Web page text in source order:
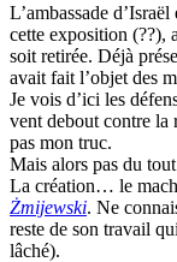
L’ambassade
cette exposition (??),
soit retirée. Déjà
avait fait l’objet des
Je vois d’ici les
vent debout contre la
pas mon truc.
Mais alors pas du
La création… le
Żmijewski. Ne
reste de son travail
lâché).